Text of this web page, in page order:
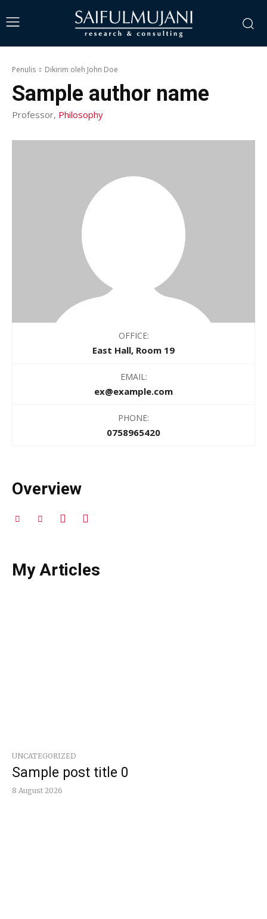
Penulis Dikirim oleh John Doe
Sample author name
Professor, Philosophy
OFFICE:
East Hall, Room 19
EMAIL:
ex@example.com
PHONE:
0758965420
Overview
My Articles
UNCATEGORIZED
Sample post title 0
8 August 2026